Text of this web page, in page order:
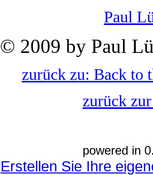
Paul
© 2009 by Paul
zurück zu: Back to
zurück
powered in
Erstellen Sie Ihre